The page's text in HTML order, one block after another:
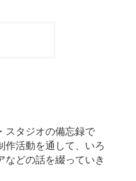
スタジオの備忘録で
作活動を通して、いろ
などの話を綴っていき